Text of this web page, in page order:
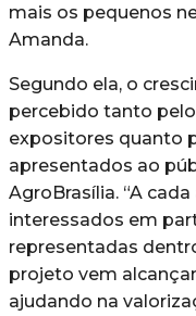
mais os pequenos
Amanda.
Segundo ela, o
percebido tanto
expositores quanto
apresentados ao
AgroBrasília. “A
interessados em
representadas
projeto vem
ajudando na